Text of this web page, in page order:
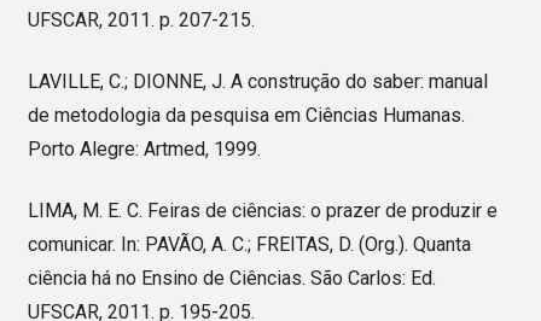
UFSCAR, 2011. p. 207-215.
LAVILLE, C.; DIONNE, J. A construção do saber: manual
de metodologia da pesquisa em Ciências Humanas.
Porto Alegre: Artmed, 1999.
LIMA, M. E. C. Feiras de ciências: o prazer de produzir e
comunicar. In: PAVÃO, A. C.; FREITAS, D. (Org.). Quanta
ciência há no Ensino de Ciências. São Carlos: Ed.
UFSCAR, 2011. p. 195-205.